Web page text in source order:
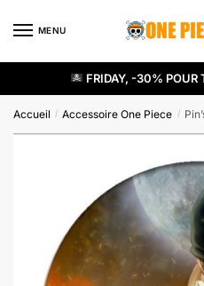
MENU
FRIDAY, -30% POUR
Accueil / Accessoire One Piece /